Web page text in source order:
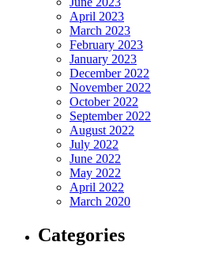
April 2023
March 2023
February 2023
January 2023
December 2022
November 2022
October 2022
September 2022
August 2022
July 2022
June 2022
May 2022
April 2022
March 2020
Categories